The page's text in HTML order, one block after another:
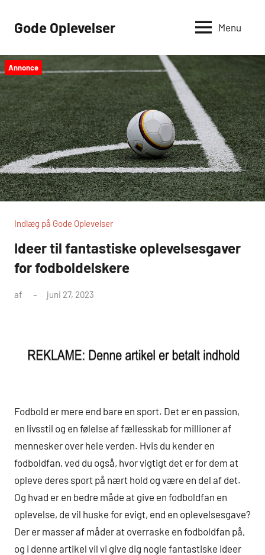
Gode Oplevelser Menu
Annonce
Indlæg på Gode Oplevelser
Ideer til fantastiske oplevelsesgaver
for fodboldelskere
af juni 27, 2023
Fodbold er mere end bare en sport. Det er en passion,
en livsstil og en følelse af fællesskab for millioner af
mennesker over hele verden. Hvis du kender en
fodboldfan, ved du også, hvor vigtigt det er for dem at
opleve deres sport på nært hold og være en del af det.
Og hvad er en bedre måde at give en fodboldfan en
oplevelse, de vil huske for evigt, end en oplevelsesgave?
Der er masser af måder at overraske en fodboldfan på,
og i denne artikel vil vi give dig nogle fantastiske ideer